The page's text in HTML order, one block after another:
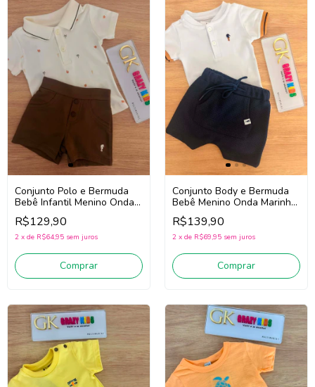
Conjunto Polo e Bermuda
Bebê Infantil Menino Onda
Marinha 1263038 (Off
White/Marrom)
R$129,90
2 x de R$64,95 sem juros
Comprar
Conjunto Body e Bermuda
Bebê Menino Onda Marinha
1263016 (Branco/Marinho)
R$139,90
2 x de R$69,95 sem juros
Comprar